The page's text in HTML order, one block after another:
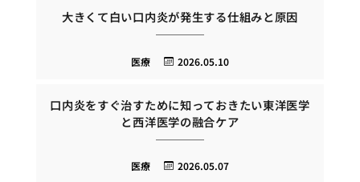
大きくて白い口内炎が発生する仕組みと原因
2026.05.10
医療
口内炎をすぐ治すために知っておきたい東洋医学
と西洋医学の融合ケア
2026.05.07
医療